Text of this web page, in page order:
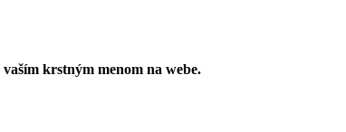
krstným menom na webe.